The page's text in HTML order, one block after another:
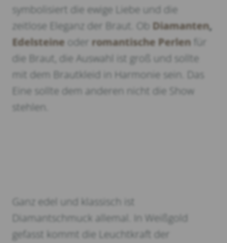
symbolisiert die ewige Liebe und die
zeitlose Eleganz der Braut. Ob Diamanten,
Edelsteine oder romantische Perlen für
die Braut, die Auswahl ist groß und sollte
mit dem Brautkleid in Harmonie sein. Das
Eine sollte dem anderen nicht die Show
stehlen.
Ganz edel und klassisch ist
Diamantschmuck allemal. In Weißgold
gefasst kommt die Leuchtkraft der